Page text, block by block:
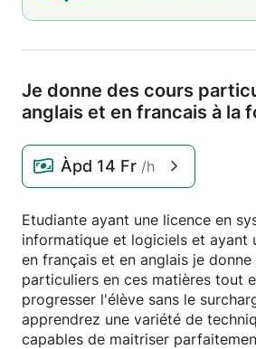
Je donne des cours
anglais et en francais à la
Àpd 14 Fr /h
Etudiante ayant une licence en
informatique et logiciels et ayant
en français et en anglais je
particuliers en ces matières tout
progresser l'élève sans le
apprendrez une variété de techniques et vous aurez
capables de maitriser